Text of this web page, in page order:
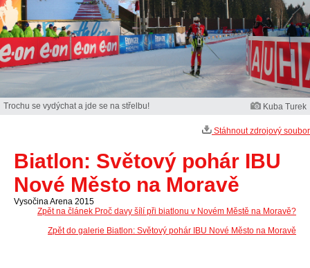
Trochu se vydýchat a jde se na střelbu! Kuba Turek
Stáhnout zdrojový soubor
Biatlon: Světový pohár IBU
Nové Město na Moravě
Vysočina Arena 2015
Zpět na článek Proč davy šílí při biatlonu v Novém Městě na Moravě?
Zpět do galerie Biatlon: Světový pohár IBU Nové Město na Moravě